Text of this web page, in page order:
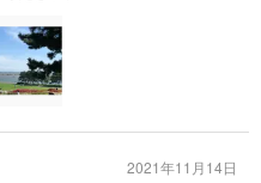
2021年11月14日